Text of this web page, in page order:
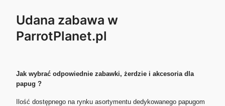
Udana zabawa w
ParrotPlanet.pl
Jak wybrać odpowiednie zabawki, żerdzie i akcesoria dla
papug ?
Ilość dostępnego na rynku asortymentu dedykowanego papugom